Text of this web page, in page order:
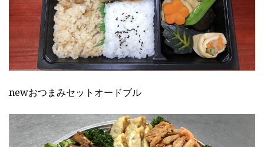
newおつまみセットオードブル